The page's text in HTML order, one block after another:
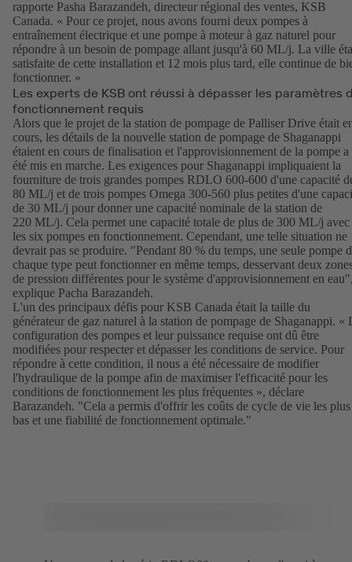
rapporte Pasha Barazandeh, directeur régional des ventes, KSB
Canada. « Pour ce projet, nous avons fourni deux pompes à
entraînement électrique et une pompe à moteur à gaz naturel pour
répondre à un besoin de pompage allant jusqu'à 60 ML/j. La ville
satisfaite de cette installation et 12 mois plus tard, elle continue de
fonctionner. »
Les experts de KSB ont réussi à dépasser les paramètres
fonctionnement requis
Alors que le projet de la station de pompage de Palliser Drive était
cours, les détails de la nouvelle station de pompage de Shaganappi
étaient en cours de finalisation et l'approvisionnement de la pompe a
été mis en marche. Les exigences pour Shaganappi impliquaient la
fourniture de trois grandes pompes RDLO 600-600 d'une capacité
80 ML/j et de trois pompes Omega 300-560 plus petites d'une
de 30 ML/j pour donner une capacité nominale de la station de
220 ML/j. Cela permet une capacité totale de plus de 300 ML/j avec
les six pompes en fonctionnement. Cependant, une telle situation ne
devrait pas se produire. "Pendant 80 % du temps, une seule pompe
chaque type peut fonctionner en même temps, desservant deux
de pression différentes pour le système d'approvisionnement en
explique Pacha Barazandeh.
L'un des principaux défis pour KSB Canada était la taille du
générateur de gaz naturel à la station de pompage de Shaganappi. «
configuration des pompes et leur puissance requise ont dû être
modifiées pour respecter et dépasser les conditions de service. Pour
répondre à cette condition, il nous a été nécessaire de modifier
l'hydraulique de la pompe afin de maximiser l'efficacité pour les
conditions de fonctionnement les plus fréquentes », déclare
Barazandeh. "Cela a permis d'offrir les coûts de cycle de vie les plus
bas et une fiabilité de fonctionnement optimale."